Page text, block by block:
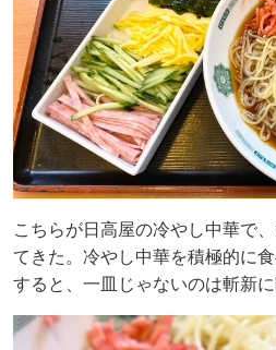
こちらが日高屋の冷やし中華で
てきた。冷やし中華を積極的に
すると、一皿じゃないのは斬新に